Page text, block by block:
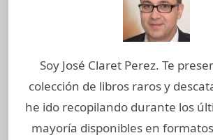
Soy José Claret Perez. Te
colección de libros raros y
he ido recopilando durante los
mayoría disponibles en formatos